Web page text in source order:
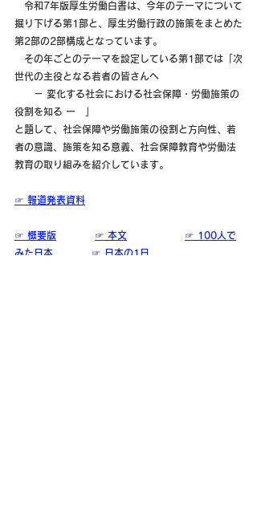
令和7年版厚生労働白書は、今年のテーマについて
掘り下げる第1部と、厚生労働行政の施策をまとめた
第2部の2部構成となっています。
その年ごとのテーマを設定している第1部では「次
世代の主役となる若者の皆さんへ
－ 変化する社会における社会保障・労働施策の
役割を知る ー　」
と題して、社会保障や労働施策の役割と方向性、若
者の意識、施策を知る意義、社会保障教育や労働法
教育の取り組みを紹介しています。
☞ 報道発表資料
☞ 概要版 ☞ 本文
☞ 100人で
みた日本
☞ 日本の1日